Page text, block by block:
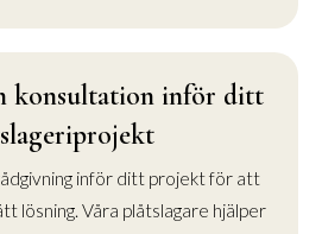
konsultation inför ditt
inför ditt projekt för att
lösning. Våra plåtslagare hjälper